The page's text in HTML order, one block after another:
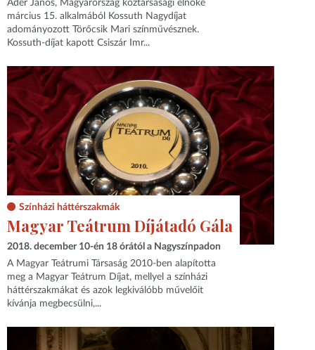
Áder János, Magyarország köztársasági elnöke
március 15. alkalmából Kossuth Nagydíjat
adományozott Törőcsik Mari színművésznek.
Kossuth-díjat kapott Csiszár Imr...
Színházi háttérszakmák
Magyar Teátrum Díjátadó Gála
2018. december 10-én 18 órától a Nagyszínpadon
A Magyar Teátrumi Társaság 2010-ben alapította
meg a Magyar Teátrum Díjat, mellyel a színházi
háttérszakmákat és azok legkiválóbb művelőit
kívánja megbecsülni,...